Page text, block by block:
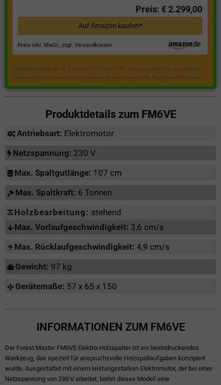
Preis: € 2.299,00
Auf Amazon kaufen*
Preis inkl. MwSt., zzgl. Versandkosten
Zuletzt aktualisiert am 18. Dezember 2023 um 21:50 . Ich weise darauf hin, dass sich die
hier angezeigten Preise inzwischen geändert haben können. Alle Angaben ohne Gewähr.
Produktdetails zum FM6VE
Antriebsart: Elektromotor
Netzspannung: 230 V
Max. Spaltgutlänge: 107 cm
Max. Spaltkraft: 6 Tonnen
Holzbearbeitung: stehend
Max. Vorlaufgeschwindigkeit: 3,6 cm/s
Max. Rücklaufgeschwindigkeit: 4,9 cm/s
Gewicht: 97 kg
Gerätemaße: 57 x 65 x 150
INFORMATIONEN ZUM FM6VE
Der Forest Master FM6VE Elektro-Holzspalter ist ein beeindruckendes
Werkzeug, das speziell für anspruchsvolle Holzspaltaufgaben konzipiert
wurde. Ausgestattet mit einem leistungsstarken Elektromotor, der bei einer
Netzspannung von 230 V arbeitet, bietet dieses Modell eine